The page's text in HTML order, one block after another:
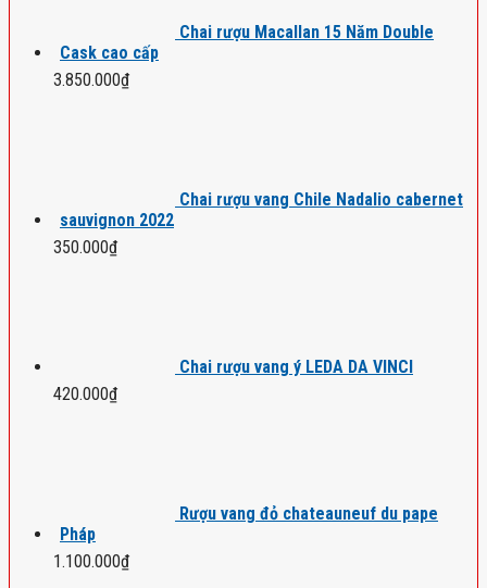
Chai rượu Macallan 15 Năm Double
Cask cao cấp
3.850.000₫
Chai rượu vang Chile Nadalio cabernet
sauvignon 2022
350.000₫
Chai rượu vang ý LEDA DA VINCI
420.000₫
Rượu vang đỏ chateauneuf du pape
Pháp
1.100.000₫